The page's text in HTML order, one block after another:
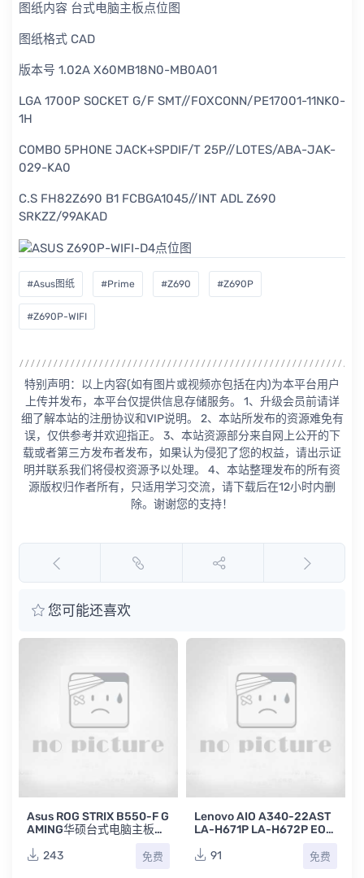
图纸内容 台式电脑主板点位图
图纸格式 CAD
版本号 1.02A X60MB18N0-MB0A01
LGA 1700P SOCKET G/F SMT//FOXCONN/PE17001-11NK0-
1H
COMBO 5PHONE JACK+SPDIF/T 25P//LOTES/ABA-JAK-
029-KA0
C.S FH82Z690 B1 FCBGA1045//INT ADL Z690
SRKZZ/99AKAD
#Asus图纸 #Prime #Z690 #Z690P
#Z690P-WIFI
特别声明：以上内容(如有图片或视频亦包括在内)为本平台用户
上传并发布，本平台仅提供信息存储服务。 1、升级会员前请详
细了解本站的注册协议和VIP说明。 2、本站所发布的资源难免有
误，仅供参考并欢迎指正。 3、本站资源部分来自网上公开的下
载或者第三方发布者发布，如果认为侵犯了您的权益，请出示证
明并联系我们将侵权资源予以处理。 4、本站整理发布的所有资
源版权归作者所有，只适用学习交流，请下载后在12小时内删
除。谢谢您的支持！
您可能还喜欢
Asus ROG STRIX B550-F G
AMING华硕台式电脑主板点
243
免费
Lenovo AIO A340-22AST
LA-H671P LA-H672P EOC
主板点位图BVR
91 免费